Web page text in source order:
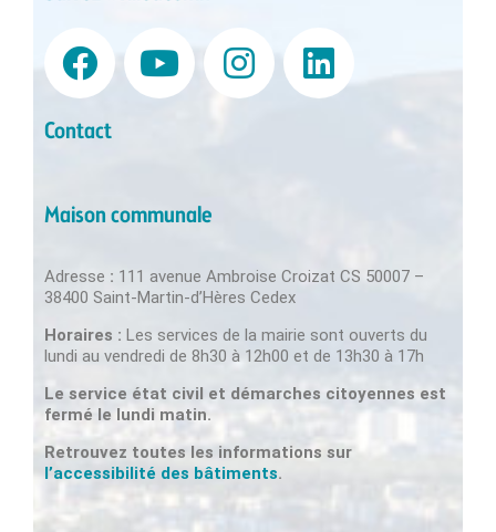
Contact
Maison communale
Adresse : 111 avenue Ambroise Croizat CS 50007 –
38400 Saint-Martin-d’Hères Cedex
Horaires : Les services de la mairie sont ouverts du
lundi au vendredi de 8h30 à 12h00 et de 13h30 à 17h
Le service état civil et démarches citoyennes est
fermé le lundi matin.
Retrouvez toutes les informations sur
l’accessibilité des bâtiments.